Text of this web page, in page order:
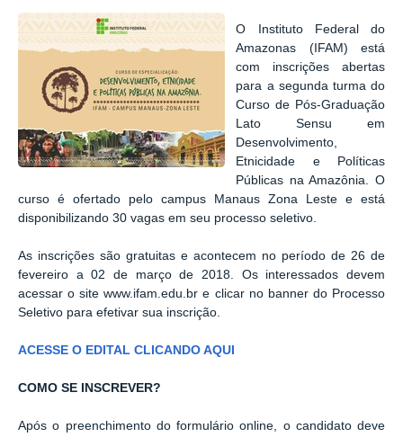
O Instituto Federal do
Amazonas (IFAM) está
com inscrições abertas
para a segunda turma do
Curso de Pós-Graduação
Lato Sensu em
Desenvolvimento,
Etnicidade e Políticas
Públicas na Amazônia. O
curso é ofertado pelo campus Manaus Zona Leste e está
disponibilizando 30 vagas em seu processo seletivo.
As inscrições são gratuitas e acontecem no período de 26 de
fevereiro a 02 de março de 2018. Os interessados devem
acessar o site www.ifam.edu.br e clicar no banner do Processo
Seletivo para efetivar sua inscrição.
ACESSE O EDITAL CLICANDO AQUI
COMO SE INSCREVER?
Após o preenchimento do formulário online, o candidato deve